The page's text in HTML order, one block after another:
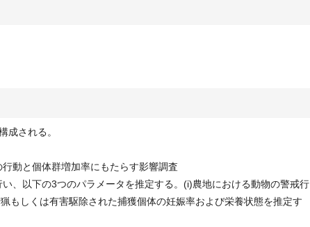
成される。
動と個体群増加率にもたらす影響調査
、以下の3つのパラメータを推定する。(i)農地における動物の警戒行
もしくは有害駆除された捕獲個体の妊娠率および栄養状態を推定す